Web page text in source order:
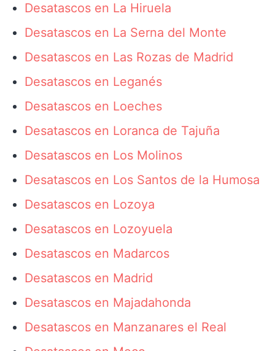
Desatascos en La Hiruela
Desatascos en La Serna del Monte
Desatascos en Las Rozas de Madrid
Desatascos en Leganés
Desatascos en Loeches
Desatascos en Loranca de Tajuña
Desatascos en Los Molinos
Desatascos en Los Santos de la Humosa
Desatascos en Lozoya
Desatascos en Lozoyuela
Desatascos en Madarcos
Desatascos en Madrid
Desatascos en Majadahonda
Desatascos en Manzanares el Real